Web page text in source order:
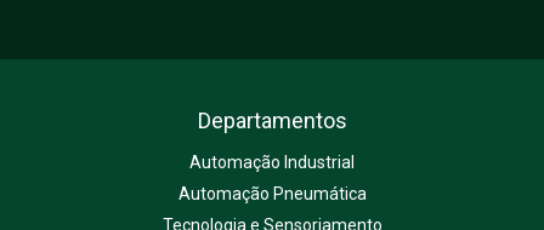
Departamentos
Automação Industrial
Automação Pneumática
Tecnologia e Sensoriamento